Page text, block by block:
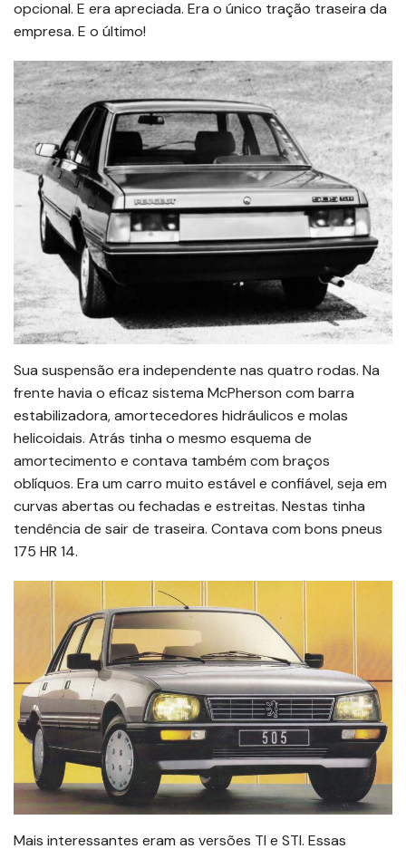
opcional. E era apreciada. Era o único tração traseira da
empresa. E o último!
Sua suspensão era independente nas quatro rodas. Na
frente havia o eficaz sistema McPherson com barra
estabilizadora, amortecedores hidráulicos e molas
helicoidais. Atrás tinha o mesmo esquema de
amortecimento e contava também com braços
oblíquos. Era um carro muito estável e confiável, seja em
curvas abertas ou fechadas e estreitas. Nestas tinha
tendência de sair de traseira. Contava com bons pneus
175 HR 14.
Mais interessantes eram as versões TI e STI. Essas